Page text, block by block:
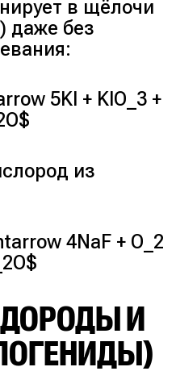
в щёлочи
даже без
5KI + KIO_3 +
из
4NaF + O_2
И